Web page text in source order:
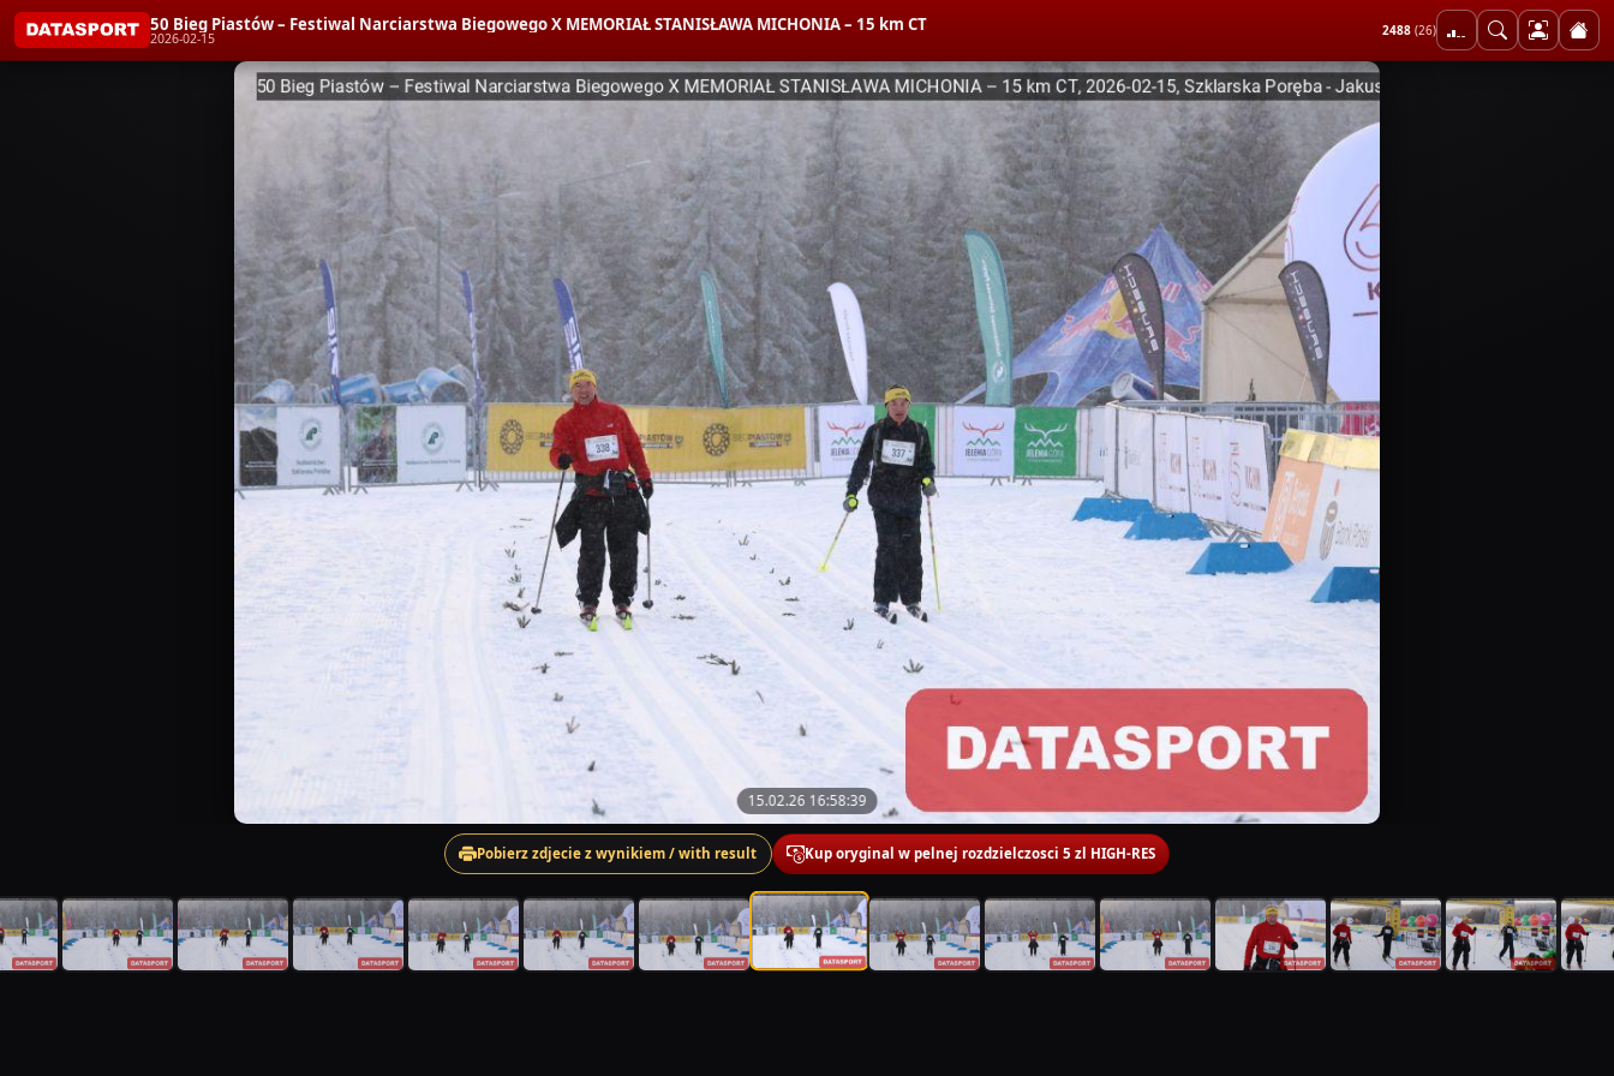
50 Bieg Piastów – Festiwal Narciarstwa Biegowego X MEMORIAŁ STANISŁAWA MICHONIA – 15 km CT
2026-02-15 2488 (26)
15.02.26 16:58:39
Pobierz zdjecie z wynikiem / with result Kup oryginal w pelnej rozdzielczosci 5 zl HIGH-RES